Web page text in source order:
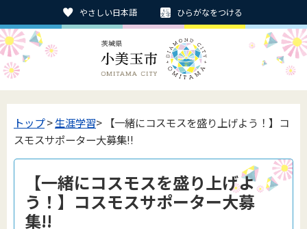
やさしい日本語 ひらがなをつける
トップ>生涯学習> 【一緒にコスモスを盛り上げよう！】コ
スモスサポーター大募集!!
【一緒にコスモスを盛り上げよ
う！】コスモスサポーター大募
集!!